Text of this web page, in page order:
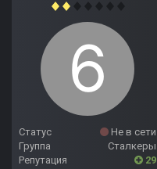
Статус
Не в сети
Группа
Сталкеры
Репутация
29